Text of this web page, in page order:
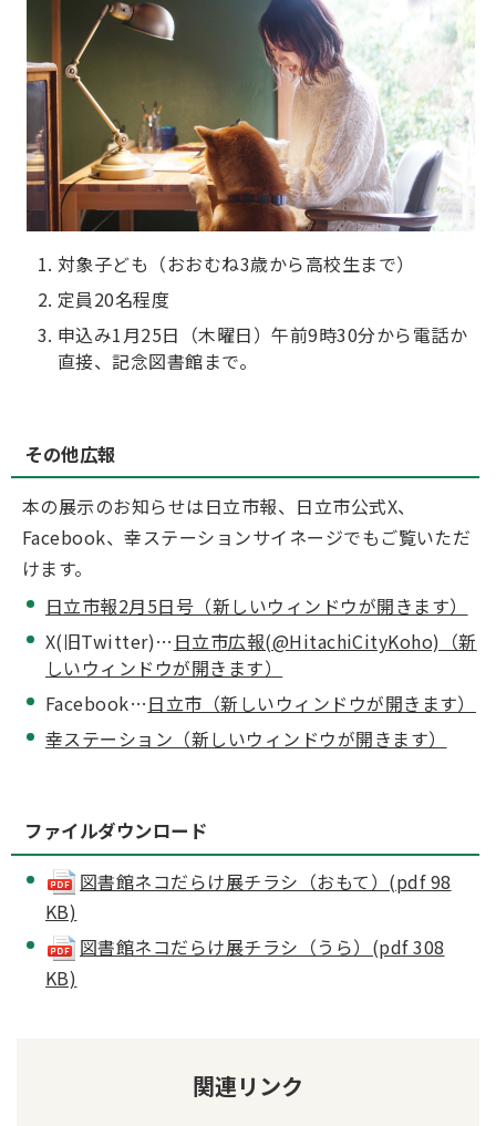
対象子ども（おおむね3歳から高校生まで）
定員20名程度
申込み1月25日（木曜日）午前9時30分から電話か
直接、記念図書館まで。
その他広報
本の展示のお知らせは日立市報、日立市公式X、
Facebook、幸ステーションサイネージでもご覧いただ
けます。
日立市報2月5日号（新しいウィンドウが開きます）
X(旧Twitter)… 日立市広報(@HitachiCityKoho)（新
しいウィンドウが開きます）
Facebook…日立市（新しいウィンドウが開きます）
幸ステーション（新しいウィンドウが開きます）
ファイルダウンロード
図書館ネコだらけ展チラシ（おもて）(pdf 98
KB)
図書館ネコだらけ展チラシ（うら）(pdf 308
KB)
関連リンク